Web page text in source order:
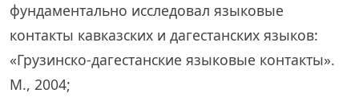
фундаментально исследовал языковые
контакты кавказских и дагестанских языков:
«Грузинско-дагестанские языковые контакты».
М., 2004;